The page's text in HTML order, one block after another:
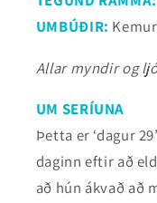
UMBÚÐIR:
Allar myndir og
UM SERÍUNA
Þetta er ‘dagur
daginn eftir að
að hún ákvað að